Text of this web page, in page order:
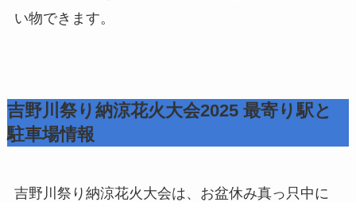
い物できます。
吉野川祭り納涼花火大会2025 最寄り駅と
駐車場情報
吉野川祭り納涼花火大会は、お盆休み真っ只中に